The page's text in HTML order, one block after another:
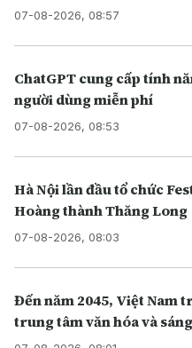
07-08-2026, 08:57
ChatGPT cung cấp tính
người dùng miễn phí
07-08-2026, 08:53
Hà Nội lần đầu tổ chức
Hoàng thành Thăng Long
07-08-2026, 08:03
Đến năm 2045, Việt Nam
trung tâm văn hóa và